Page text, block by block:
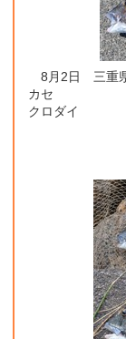
8月2日 三重
カセ
クロダイ